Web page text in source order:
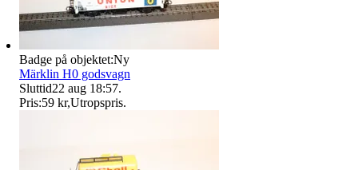
Badge på objektet:Ny
Märklin H0 godsvagn
Sluttid22 aug 18:57.
Pris:59 kr,Utropspris.